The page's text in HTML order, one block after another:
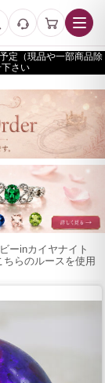
予定（現品や一部商品除
さい
ーinカイヤナイト
らのルースを使用